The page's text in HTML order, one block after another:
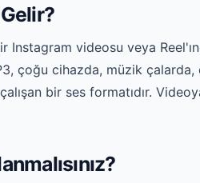
videosu veya
çoğu cihazda, müzik çalarda,
bir ses formatıdır.